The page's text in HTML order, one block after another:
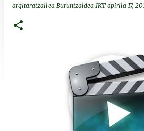
argitaratzailea Buruntzaldea IKT apirila 17,